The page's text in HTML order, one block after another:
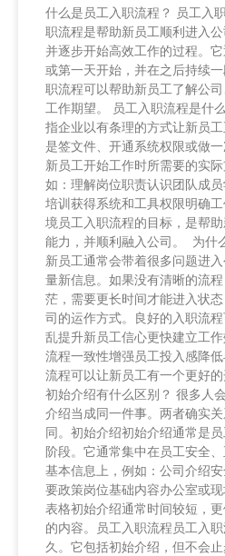
什么是员工入职流程？ 员工入
职流程是帮助新员工顺利进入
并逐步开始高效工作的过程。
或第一天开始，并在之后持续
职流程可以帮助新员工了解公
工作期望。 员工入职流程是什
指企业以有条理的方式让新员
是签文件、开通系统权限或做
新员工开始工作时所需要的实
如：理解岗位职责认识团队成
培训获得系统和工具权限明确
境员工入职流程的目标，是帮
能力，并顺利融入公司。 为什
新员工通常会带着很多问题进
量新信息。如果没有清晰的流
茫，需要更长时间才能进入状
司的运作方式。良好的入职流
乱提升新员工信心更快建立工
流程一致性增强员工投入感降
流程可以让新员工有一个更好
初始介绍有什么区别？ 很多人
介绍当成同一件事。两者确实
同。初始介绍初始介绍通常是
阶段。它通常集中在员工安全
基本信息上，例如：公司介绍
要政策岗位基础内容办公室或
表格初始介绍通常时间较短，
的内容。员工入职流程员工入
久。它包括初始介绍，但不会